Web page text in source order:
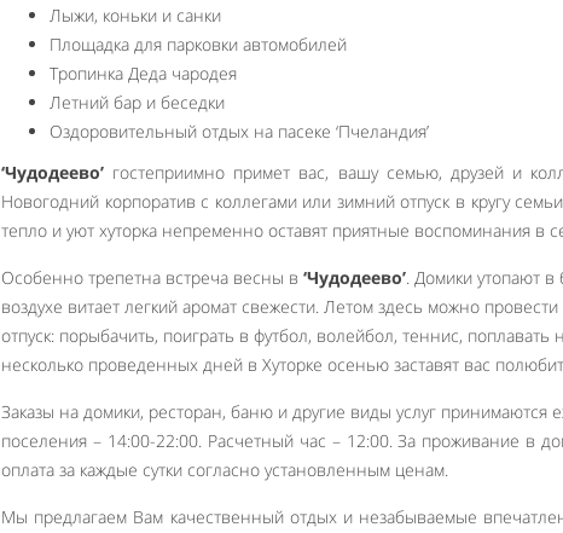
Лыжи, коньки и санки
Площадка для парковки автомобилей
Тропинка Деда чародея
Летний бар и беседки
Оздоровительный отдых на пасеке ‘Пчеландия’
‘Чудодеево’ гостеприимно примет вас, вашу семью, друзей и
Новогодний корпоратив с коллегами или зимний отпуск в кругу
тепло и уют хуторка непременно оставят приятные воспоминания в
Особенно трепетна встреча весны в ‘Чудодеево’. Домики утопают
воздухе витает легкий аромат свежести. Летом здесь можно
отпуск: порыбачить, поиграть в футбол, волейбол, теннис, поплавать
несколько проведенных дней в Хуторке осенью заставят вас
Заказы на домики, ресторан, баню и другие виды услуг принимаются
поселения – 14:00-22:00. Расчетный час – 12:00. За проживание в
оплата за каждые сутки согласно установленным ценам.
Мы предлагаем Вам качественный отдых и незабываемые